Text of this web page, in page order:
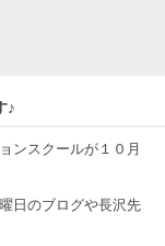
♪
ンスクールが１０月
日のブログや長沢先